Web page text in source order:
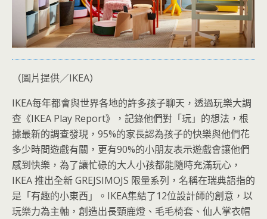
（圖片提供／IKEA）
IKEA每年都會與世界各地的許多孩子聊天，透過玩樂大調
查《IKEA Play Report》，記錄他們對「玩」的想法，根
據最新的調查發現，95%的家長認為孩子的快樂與他們花
多少時間遊戲有關，更有90%的小朋友表示遊戲會讓他們
感到快樂，為了讓忙碌的大人小孩都能隨時充滿玩心，
IKEA 推出全新 GREJSIMOJS 限量系列，名稱在瑞典語指的
是「有趣的小東西」。IKEA集結了12位設計師的創意，以
玩樂力為主軸，創造出長頸鹿燈、毛毛椅套、仙人掌衣帽